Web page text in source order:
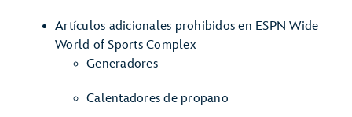
Artículos adicionales prohibidos en ESPN Wide
World of Sports Complex
Generadores
Calentadores de propano